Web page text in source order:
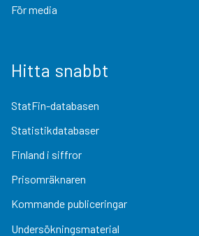
För media
Hitta snabbt
StatFin-databasen
Statistikdatabaser
Finland i siffror
Prisomräknaren
Kommande publiceringar
Undersökningsmaterial